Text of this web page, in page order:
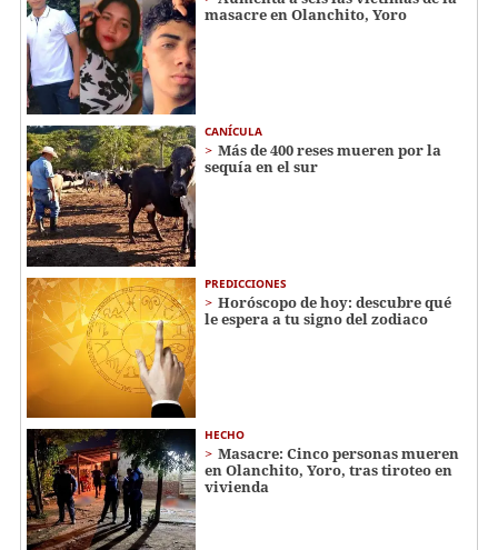
masacre en Olanchito, Yoro
CANÍCULA
Más de 400 reses mueren por la
sequía en el sur
PREDICCIONES
Horóscopo de hoy: descubre qué
le espera a tu signo del zodiaco
HECHO
Masacre: Cinco personas mueren
en Olanchito, Yoro, tras tiroteo en
vivienda